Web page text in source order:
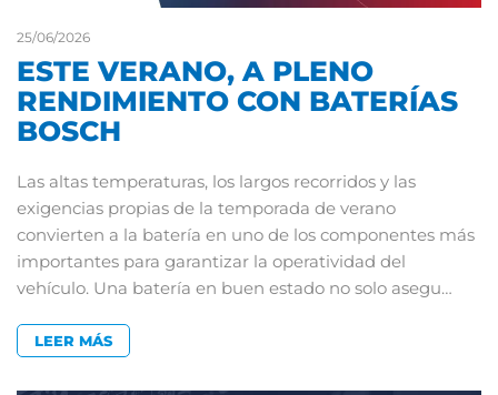
25/06/2026
ESTE VERANO, A PLENO
RENDIMIENTO CON BATERÍAS
BOSCH
Las altas temperaturas, los largos recorridos y las
exigencias propias de la temporada de verano
convierten a la batería en uno de los componentes más
importantes para garantizar la operatividad del
vehículo. Una batería en buen estado no solo asegu…
LEER MÁS